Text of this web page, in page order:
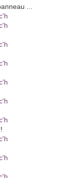
...